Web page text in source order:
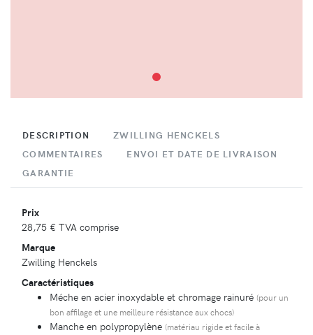
DESCRIPTION
ZWILLING HENCKELS
COMMENTAIRES
ENVOI ET DATE DE LIVRAISON
GARANTIE
Prix
28,75 € TVA comprise
Marque
Zwilling Henckels
Caractéristiques
Méche en acier inoxydable et chromage rainuré (pour un
bon affilage et une meilleure résistance aux chocs)
Manche en polypropylène (matériau rigide et facile à